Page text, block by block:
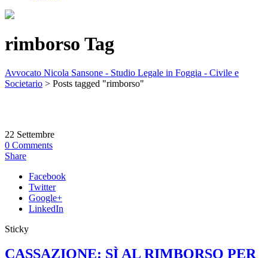
rimborso Tag
Avvocato Nicola Sansone - Studio Legale in Foggia - Civile e
Societario > Posts tagged "rimborso"
22 Settembre
0 Comments
Share
Facebook
Twitter
Google+
LinkedIn
Sticky
CASSAZIONE: SÌ AL RIMBORSO PER